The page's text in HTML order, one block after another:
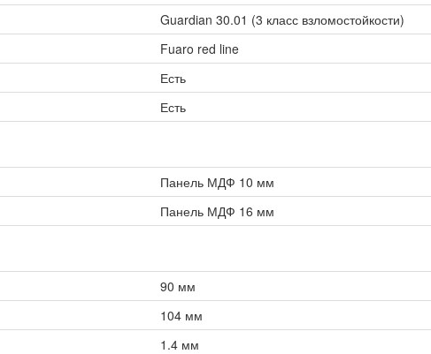
Guardian 30.01 (3 класс взломостойкости)
Fuaro red line
Есть
Есть
Панель МДФ 10 мм
Панель МДФ 16 мм
90 мм
104 мм
1.4 мм